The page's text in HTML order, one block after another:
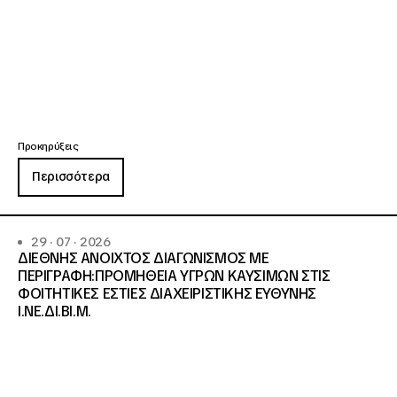
Προκηρύξεις
Περισσότερα
29 · 07 · 2026
ΔΙΕΘΝΗΣ ΑΝΟΙΧΤΟΣ ΔΙΑΓΩΝΙΣΜΟΣ ΜΕ
ΠΕΡΙΓΡΑΦΗ:ΠΡΟΜΗΘΕΙΑ ΥΓΡΩΝ ΚΑΥΣΙΜΩΝ ΣΤΙΣ
ΦΟΙΤΗΤΙΚΕΣ ΕΣΤΙΕΣ ΔΙΑΧΕΙΡΙΣΤΙΚΗΣ ΕΥΘΥΝΗΣ
Ι.ΝΕ.ΔΙ.ΒΙ.Μ.